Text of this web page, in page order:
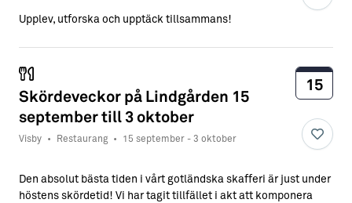
Upplev, utforska och upptäck tillsammans!
Skördeveckor på Lindgården 15
september till 3 oktober
Visby • Restaurang • 15 september - 3 oktober
Den absolut bästa tiden i vårt gotländska skafferi är just under
höstens skördetid! Vi har tagit tillfället i akt att komponera
15